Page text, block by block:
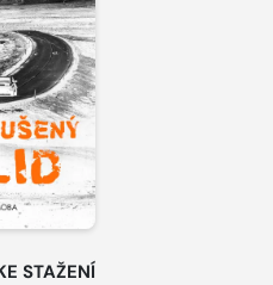
STAŽENÍ